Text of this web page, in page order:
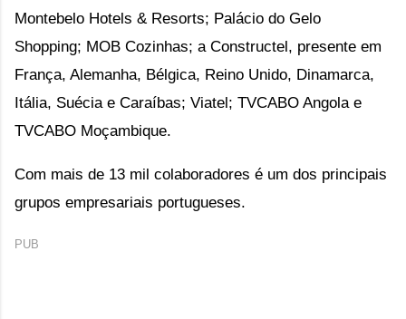
Montebelo Hotels & Resorts; Palácio do Gelo
Shopping; MOB Cozinhas; a Constructel, presente em
França, Alemanha, Bélgica, Reino Unido, Dinamarca,
Itália, Suécia e Caraíbas; Viatel; TVCABO Angola e
TVCABO Moçambique.
Com mais de 13 mil colaboradores é um dos principais
grupos empresariais portugueses.
PUB